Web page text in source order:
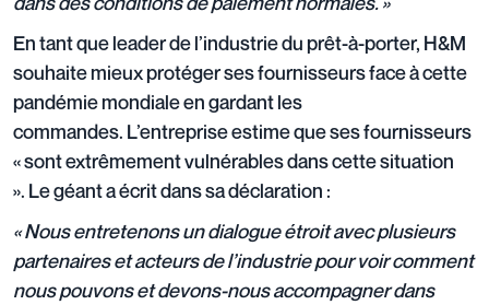
En tant que leader de l’industrie du prêt-à-porter, H&M
souhaite mieux protéger ses fournisseurs face à cette
pandémie mondiale en gardant les
commandes. L’entreprise estime que ses fournisseurs
« sont extrêmement vulnérables dans cette situation
». Le géant a écrit dans sa déclaration :
« Nous entretenons un dialogue étroit avec plusieurs
partenaires et acteurs de l’industrie pour voir comment
nous pouvons et devons-nous accompagner dans